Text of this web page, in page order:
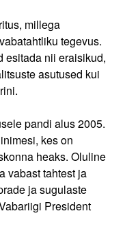
millega
tegevus.
esitada nii eraisikud,
asutused kui
pandi alus 2005.
kes on
heaks. Oluline
vabast tahtest ja
ja sugulaste
President